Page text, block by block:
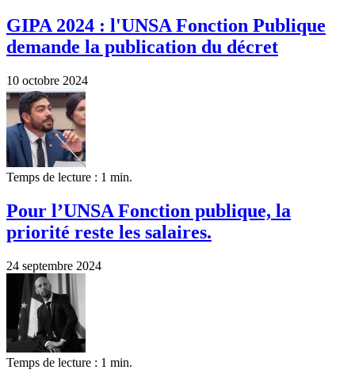
GIPA 2024 : l'UNSA Fonction Publique
demande la publication du décret
10 octobre 2024
Temps de lecture : 1 min.
Pour l’UNSA Fonction publique, la
priorité reste les salaires.
24 septembre 2024
Temps de lecture : 1 min.